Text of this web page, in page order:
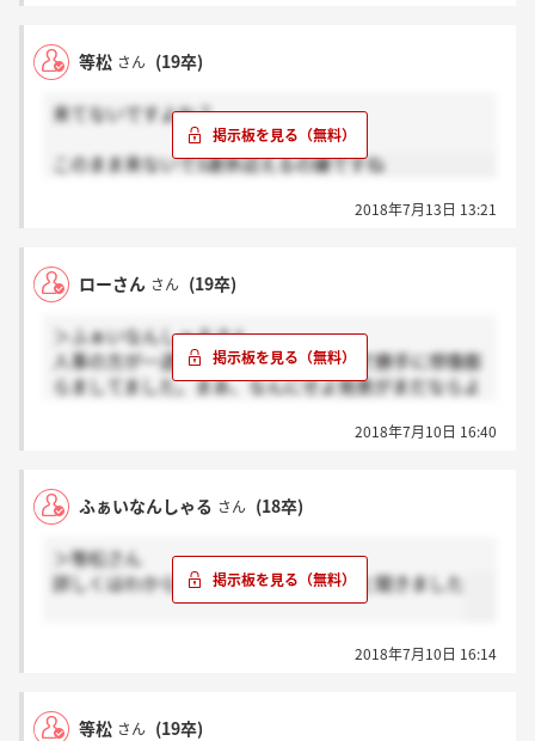
等松 さん (19卒)
来てないですよね？
このまま来ないで3連休迎えるの嫌ですね
2018年7月13日 13:21
ローさん さん (19卒)
＞ふぁいなんしゃるさん
人事の方が一週間程度との話だったので勝手に想像膨
らましてました。まあ、なんにせよ発表がまだならよ
2018年7月10日 16:40
ふぁいなんしゃる さん (18卒)
＞等松さん
詳しくはわからないですが今週もあると聞きました
2018年7月10日 16:14
等松 さん (19卒)